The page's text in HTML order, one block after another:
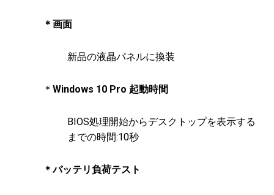
＊画面
新品の液晶パネルに換装
＊ Windows 10 Pro 起動時間
BIOS処理開始からデスクトップを表示する
までの時間:10秒
＊バッテリ負荷テスト